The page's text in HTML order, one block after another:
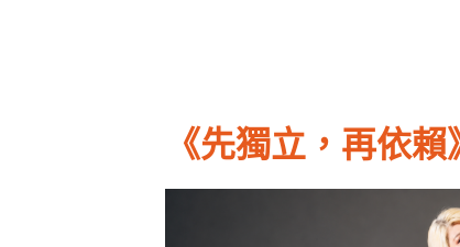
《先獨立，再依賴